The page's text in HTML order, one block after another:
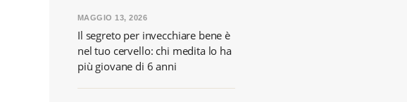
Il segreto per invecchiare bene è
nel tuo cervello: chi medita lo ha
più giovane di 6 anni
MAGGIO 13, 2026